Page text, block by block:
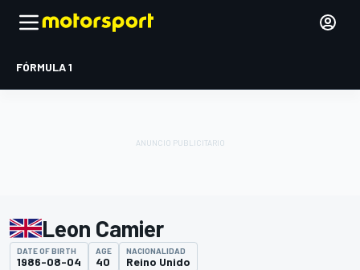
FÓRMULA 1
Leon Camier
DATE OF BIRTH
1986-08-04
AGE
40
NACIONALIDAD
Reino Unido